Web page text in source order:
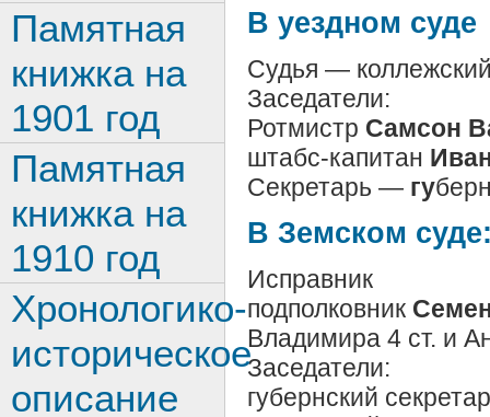
В уездном суде
Судья —
Заседатели:
Ротмистр Самсон
штабс-капитан
Секретарь — гу
В Земском
Исправник
подполковник
Владимира 4 ст. и
Заседатели:
губернский
Памятная
книжка на
1901 год
Памятная
книжка на
1910 год
Хронологико-
историческое
описание